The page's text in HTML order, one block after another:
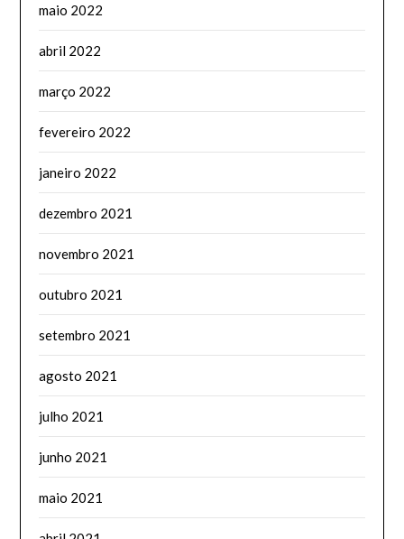
maio 2022
abril 2022
março 2022
fevereiro 2022
janeiro 2022
dezembro 2021
novembro 2021
outubro 2021
setembro 2021
agosto 2021
julho 2021
junho 2021
maio 2021